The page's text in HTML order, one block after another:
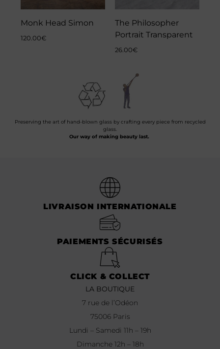
Monk Head Simon
120.00€
The Philosopher
Portrait Transparent
26.00€
Preserving the art of hand-blown glass by crafting every piece from recycled
glass.
Our way of making beauty last.
LIVRAISON INTERNATIONALE
PAIEMENTS SÉCURISÉS
CLICK & COLLECT
LA BOUTIQUE
7 rue de l’Odéon
75006 Paris
Lundi – Samedi 11h – 19h
Dimanche 12h – 18h